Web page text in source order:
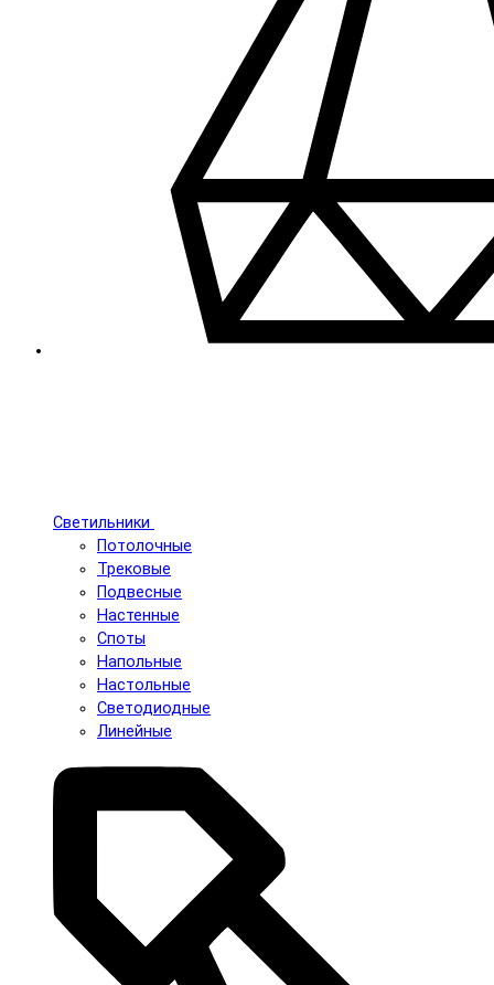
Светильники
Потолочные
Трековые
Подвесные
Настенные
Споты
Напольные
Настольные
Светодиодные
Линейные